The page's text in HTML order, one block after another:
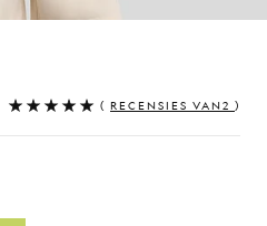
( RECENSIES VAN2 )